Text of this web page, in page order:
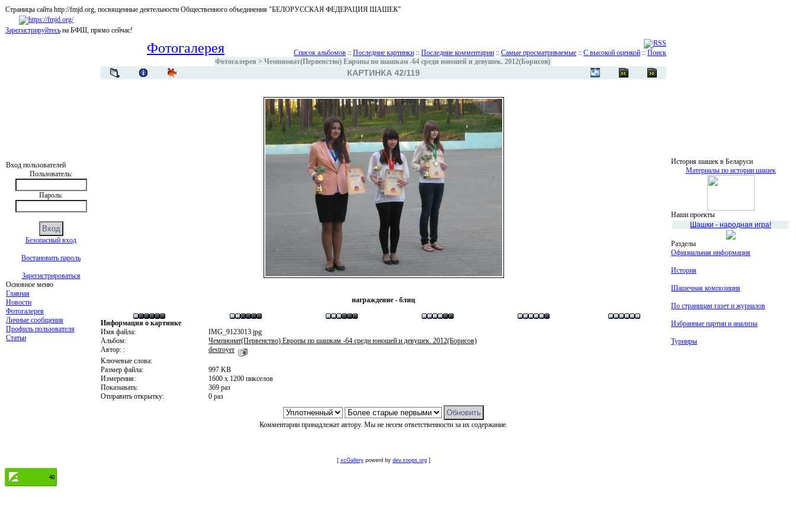
Страницы сайта http://fmjd.org, посвященные деятельности Общественного объединения "БЕЛОРУССКАЯ ФЕДЕРАЦИЯ ШАШЕК"
Зарегистрируйтесь на БФШ, прямо сейчас!
Вход пользователей
Пользователь:
Пароль:
Безопасный вход
Востановить пароль
Зарегистрироваться
Основное меню
Главная
Новости
Фотогалерея
Личные сообщения
Профиль пользователя
Статьи
Фотогалерея Список альбомов :: Последние картинки :: Последние комментарии :: Самые просматриваемые :: С высокой оценкой :: Поиск
Фотогалерея > Чемпионат(Первенство) Европы по шашкам -64 среди юношей и девушек. 2012(Борисов)
КАРТИНКА 42/119
награждение - блиц
Информация о картинке
Имя файла:
IMG_9123013.jpg
Альбом:
Чемпионат(Первенство) Европы по шашкам -64 среди юношей и девушек. 2012(Борисов)
Автор: :
destroyer
Ключевые слова:
Размер файла:
997 KB
Измерения:
1600 x 1200 пикселов
Показывать:
369 раз
Отправить открытку:
0 раз
Комментарии принадлежат автору. Мы не несем ответственности за их содержание.
[ xcGallerypowerd by dev.xoops.org]
История шашек в Беларуси
Материалы по истории шашек
Наши проекты
Шашки - народная игра!
Разделы
Официальная информация
История
Шашечная композиция
По страницам газет и журналов
Избранные партии и анализы
Турниры